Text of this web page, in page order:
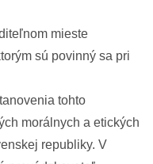
mieste
sú povinný sa pri
tohto
morálnych a etických
republiky. V